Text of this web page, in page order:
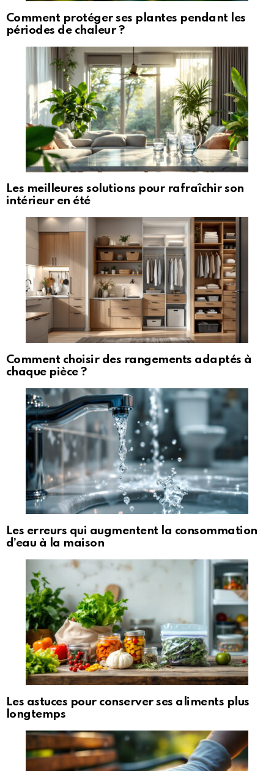
Comment protéger ses plantes pendant les
périodes de chaleur ?
Les meilleures solutions pour rafraîchir son
intérieur en été
Comment choisir des rangements adaptés à
chaque pièce ?
Les erreurs qui augmentent la consommation
d’eau à la maison
Les astuces pour conserver ses aliments plus
longtemps